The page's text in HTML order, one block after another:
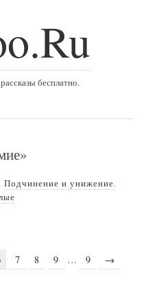
бесплатно.
, Подчинение и унижение,
7 8 9 … 9 →